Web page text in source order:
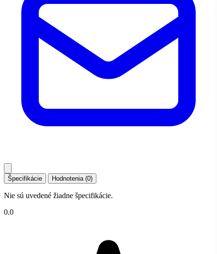
Špecifikácie Hodnotenia (0)
Nie sú uvedené žiadne špecifikácie.
0.0